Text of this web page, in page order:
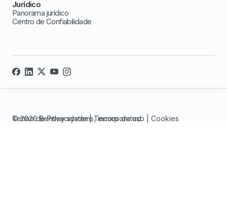
Jurídico
Panorama jurídico
Centro de Confiabilidade
© 2026 Bentley systems, incorporated
Termo de Privacidade|Termos de uso Cookies